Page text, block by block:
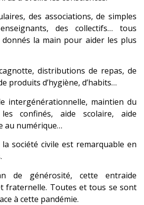
des associations, de simples
des collectifs… tous
la main pour aider les plus
distributions de repas, de
produits d’hygiène, d’habits…
intergénérationnelle, maintien du
confinés, aide scolaire, aide
au numérique…
société civile est remarquable en
de générosité, cette entraide
fraternelle. Toutes et tous se sont
à cette pandémie.